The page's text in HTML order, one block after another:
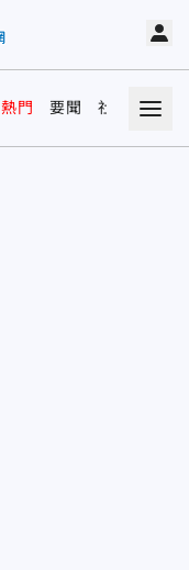
熱門 要聞 社會 娛樂